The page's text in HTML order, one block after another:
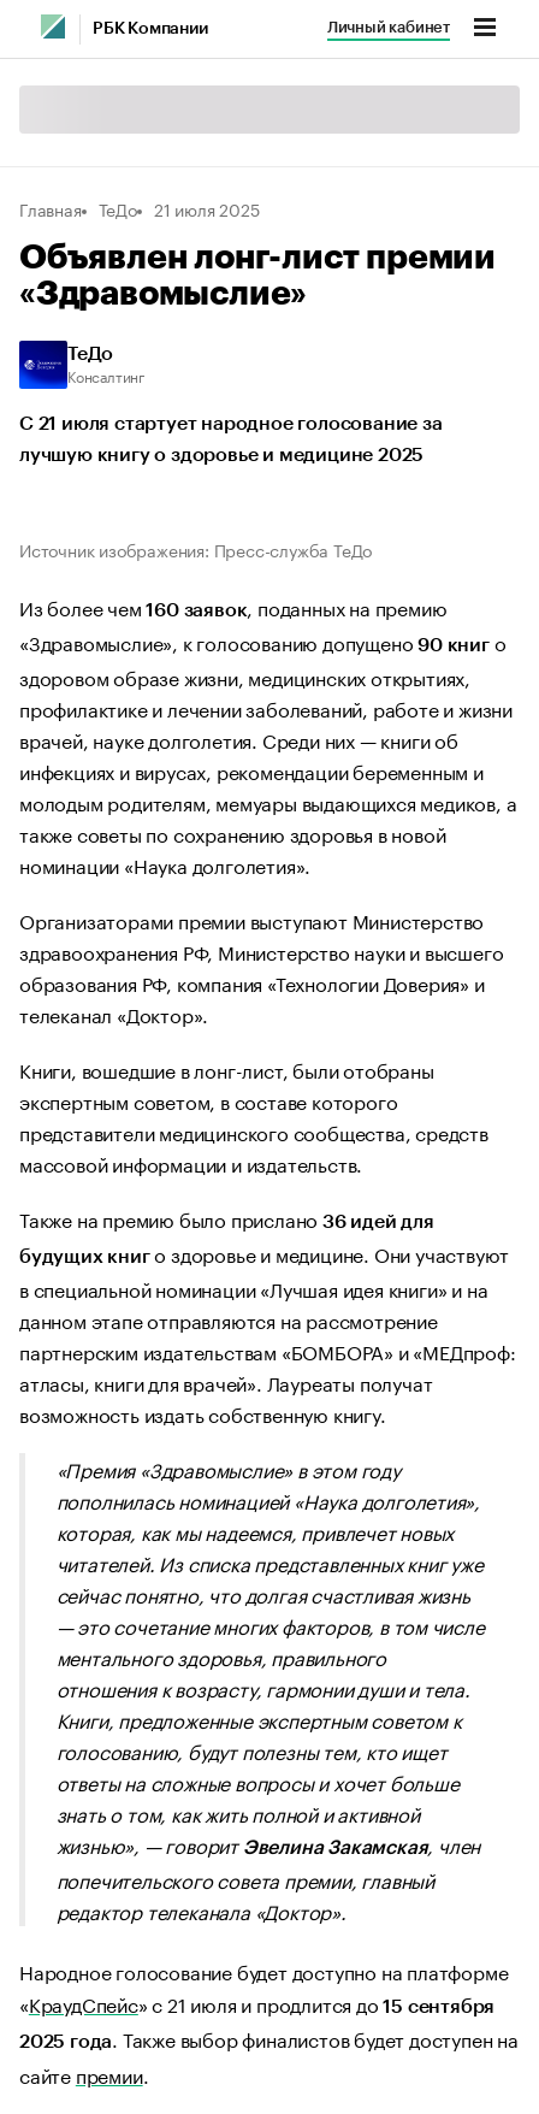
РБК Компании Личный кабинет
Главная ТеДо 21 июля 2025
Объявлен лонг-лист премии
«Здравомыслие»
ТеДо
Консалтинг
С 21 июля стартует народное голосование за
лучшую книгу о здоровье и медицине 2025
Источник изображения: Пресс-служба ТеДо
Из более чем160 заявок, поданных на премию
«Здравомыслие», к голосованию допущено90 книго
здоровом образе жизни, медицинских открытиях,
профилактике и лечении заболеваний, работе и жизни
врачей, науке долголетия. Среди них — книги об
инфекциях и вирусах, рекомендации беременным и
молодым родителям, мемуары выдающихся медиков, а
также советы по сохранению здоровья в новой
номинации «Наука долголетия».
Организаторами премии выступают Министерство
здравоохранения РФ, Министерство науки и высшего
образования РФ, компания «Технологии Доверия» и
телеканал «Доктор».
Книги, вошедшие в лонг-лист, были отобраны
экспертным советом, в составе которого
представители медицинского сообщества, средств
массовой информации и издательств.
Также на премию было прислано 36 идей для
будущих книго здоровье и медицине. Они участвуют
в специальной номинации «Лучшая идея книги» и на
данном этапе отправляются на рассмотрение
партнерским издательствам «БОМБОРА» и «МЕДпроф:
атласы, книги для врачей». Лауреаты получат
возможность издать собственную книгу.
«Премия «Здравомыслие» в этом году
пополнилась номинацией «Наука долголетия»,
которая, как мы надеемся, привлечет новых
читателей. Из списка представленных книг уже
сейчас понятно, что долгая счастливая жизнь
— это сочетание многих факторов, в том числе
ментального здоровья, правильного
отношения к возрасту, гармонии души и тела.
Книги, предложенные экспертным советом к
голосованию, будут полезны тем, кто ищет
ответы на сложные вопросы и хочет больше
знать о том, как жить полной и активной
жизнью», — говоритЭвелина Закамская, член
попечительского совета премии, главный
редактор телеканала «Доктор».
Народное голосование будет доступно на платформе
«КраудСпейс» c 21 июля и продлится до15 сентября
2025 года. Также выбор финалистов будет доступен на
сайте премии.